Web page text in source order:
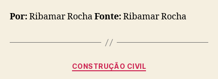
Por:Ribamar RochaFonte:Ribamar Rocha
Categorias
CONSTRUÇÃO CIVIL